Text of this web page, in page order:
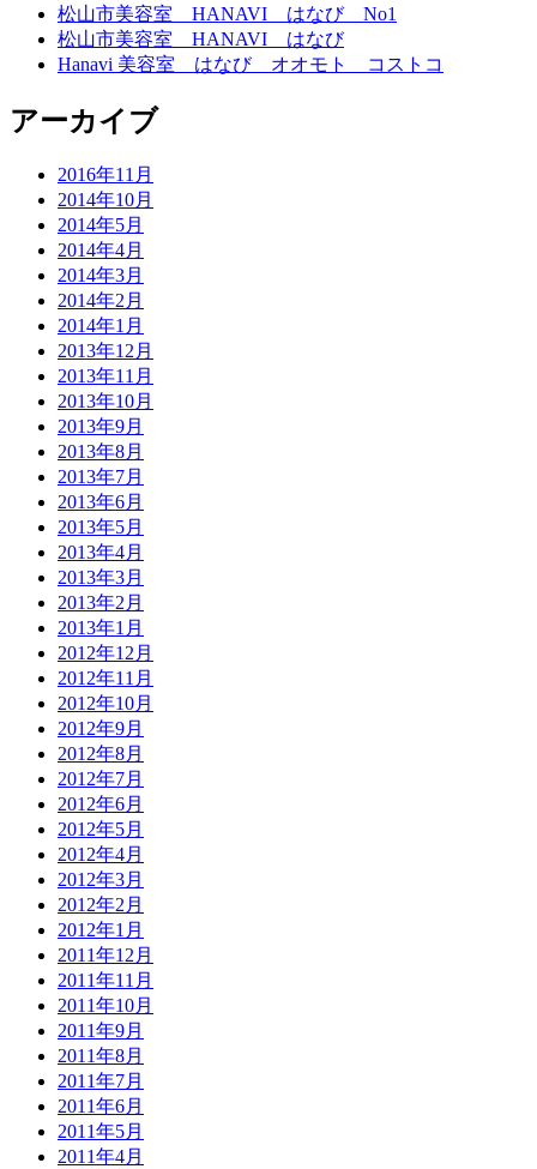
松山市美容室 HANAVI はなび No1
松山市美容室 HANAVI はなび
Hanavi 美容室 はなび オオモト コストコ
アーカイブ
2016年11月
2014年10月
2014年5月
2014年4月
2014年3月
2014年2月
2014年1月
2013年12月
2013年11月
2013年10月
2013年9月
2013年8月
2013年7月
2013年6月
2013年5月
2013年4月
2013年3月
2013年2月
2013年1月
2012年12月
2012年11月
2012年10月
2012年9月
2012年8月
2012年7月
2012年6月
2012年5月
2012年4月
2012年3月
2012年2月
2012年1月
2011年12月
2011年11月
2011年10月
2011年9月
2011年8月
2011年7月
2011年6月
2011年5月
2011年4月